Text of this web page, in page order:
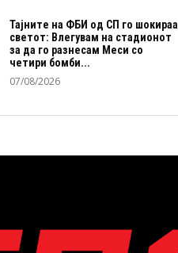
Тајните на ФБИ од СП го шокираа
светот: Влегувам на стадионот
за да го разнесам Меси со
четири бомби...
07/08/2026